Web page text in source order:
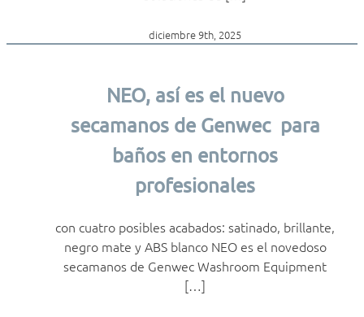
diciembre 9th, 2025
NEO, así es el nuevo
secamanos de Genwec para
baños en entornos
profesionales
con cuatro posibles acabados: satinado, brillante,
negro mate y ABS blanco NEO es el novedoso
secamanos de Genwec Washroom Equipment
[…]